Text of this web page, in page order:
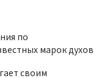
по
марок духов
своим